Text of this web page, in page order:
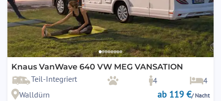
Knaus VanWave 640 VW MEG VANSATION
Teil-Integriert 4
4
Walldürn
ab 119 €/ Nacht